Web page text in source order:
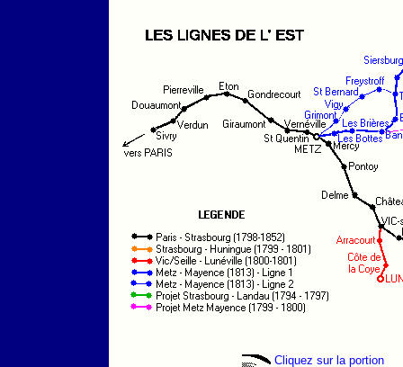
Cliquez sur la portion